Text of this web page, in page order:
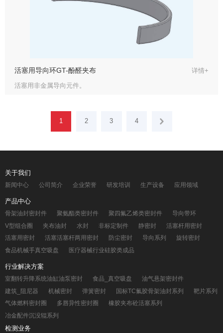
活塞用导向环GT-酚醛夹布
详情+
活塞用非金属导向元件。
1 2 3 4
关于我们
新闻中心 公司简介 企业荣誉 研发培训 生产设备 应用领域
产品中心
骨架油封密封件 聚氨酯类密封件 聚四氟乙烯类密封件
导向带环
V型组合圈
夹布油封 水封 非标定制件 静密封
活塞杆用密封
活塞用密封
活塞活塞杆两用密封 防尘密封 导向系列
旋转密封
食品机械手真空吸盘
医疗器械行业硅胶类成品
行业解决方案
室翻转升降系统油缸油泵密封 食品_真空吸盘
油气悬架密封件
建筑_阻尼器
机械密封 弹簧密封 国标TC氟胶骨架油封系列
靶片系列
气体燃料密封圈
多唇异性密封圈
橡胶夹布砼活塞系列
冶金配件沉没辊系列
检测业务